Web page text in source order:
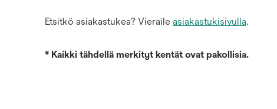
Etsitkö asiakastukea? Vieraile asiakastukisivulla.
* Kaikki tähdellä merkityt kentät ovat pakollisia.